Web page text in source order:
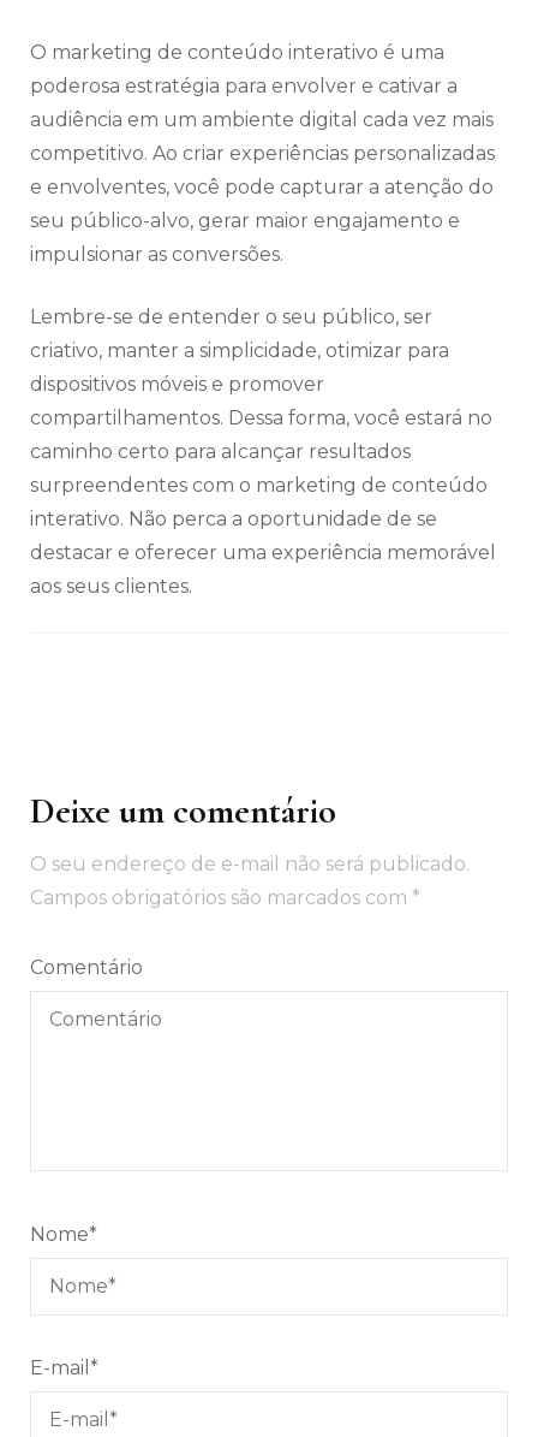
O marketing de conteúdo interativo é uma
poderosa estratégia para envolver e cativar a
audiência em um ambiente digital cada vez mais
competitivo. Ao criar experiências personalizadas
e envolventes, você pode capturar a atenção do
seu público-alvo, gerar maior engajamento e
impulsionar as conversões.
Lembre-se de entender o seu público, ser
criativo, manter a simplicidade, otimizar para
dispositivos móveis e promover
compartilhamentos. Dessa forma, você estará no
caminho certo para alcançar resultados
surpreendentes com o marketing de conteúdo
interativo. Não perca a oportunidade de se
destacar e oferecer uma experiência memorável
aos seus clientes.
Navegação
post
Deixe um comentário
O seu endereço de e-mail não será publicado.
Campos obrigatórios são marcados com *
Comentário
Nome*
E-mail *